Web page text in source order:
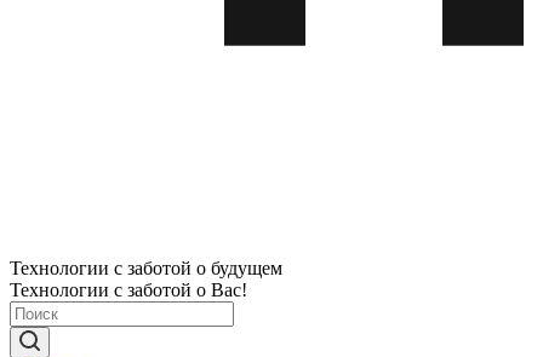
Технологии с заботой о будущем
Технологии с заботой о Вас!